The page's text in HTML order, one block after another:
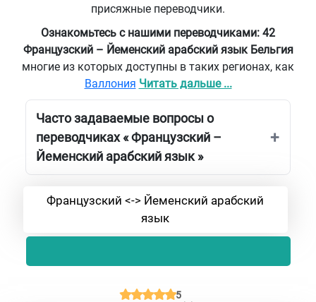
присяжные переводчики.
Ознакомьтесь с нашими переводчиками: 42
Французский – Йеменский арабский язык Бельгия
многие из которых доступны в таких регионах, как
Валлония Читать дальше ...
Часто задаваемые вопросы о
переводчиках « Французский –
Йеменский арабский язык »
Французский <-> Йеменский арабский
язык
5